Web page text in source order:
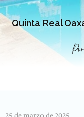
Quinta Real